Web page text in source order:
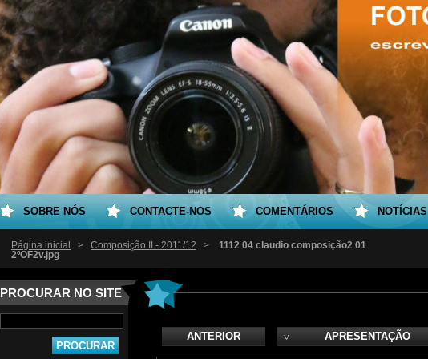
Página inicial > Composição II - 2011/12 >
1112 04 claudio composição2 01
2ºOF2v.jpg
PROCURAR NO SITE
ANTERIOR APRESENTAÇÃO
SOBRE NÓS CONTACTE-NOS COMENTÁRIOS NOTÍCIAS